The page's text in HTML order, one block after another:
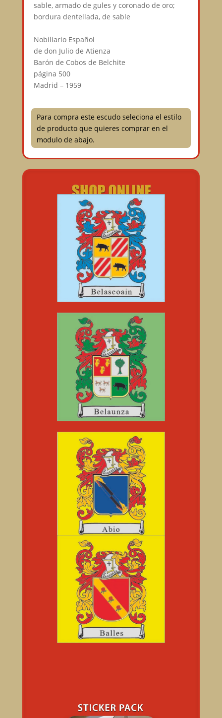
sable, armado de gules y coronado de oro;
bordura dentellada, de sable⠀
Nobiliario Español⠀
de don Julio de Atienza⠀
Barón de Cobos de Belchite⠀
página 500⠀
Madrid – 1959
Para compra este escudo seleciona el estilo
de producto que quieres comprar en el
modulo de abajo.